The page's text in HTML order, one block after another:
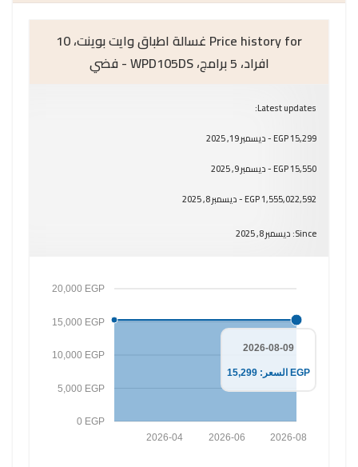
Price history for غسالة اطباق وايت بوينت، 10
افراد، 5 برامج، WPD105DS - فضي
Latest updates:
15,299 EGP - ديسمبر 19, 2025
15,550 EGP - ديسمبر 9, 2025
1,555,022,592 EGP - ديسمبر 8, 2025
Since: ديسمبر 8, 2025
0 EGP
5,000 EGP
10,000 EGP
15,000 EGP
20,000 EGP
2026-08
2026-06
2026-04
2026-08-09
السعر: 15,299 EGP